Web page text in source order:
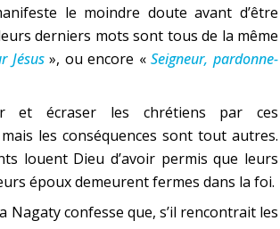
le moindre doute avant d’être
derniers mots sont tous de la même
Jésus», ou encore «Seigneur, pardonne-
et écraser les chrétiens par ces
les conséquences sont tout autres.
louent Dieu d’avoir permis que leurs
époux demeurent fermes dans la foi.
Nagaty confesse que, s’il rencontrait les